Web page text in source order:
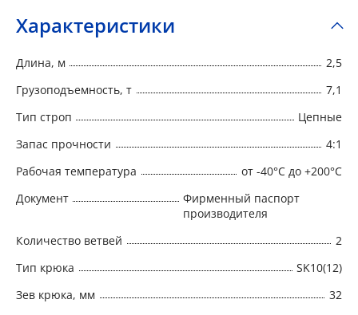
Характеристики
Длина, м
2,5
Грузоподъемность, т
7,1
Тип строп
Цепные
Запас прочности
4:1
Рабочая температура
от -40°C до +200°C
Документ
Фирменный паспорт
производителя
Количество ветвей
2
Тип крюка
SK10(12)
Зев крюка, мм
32